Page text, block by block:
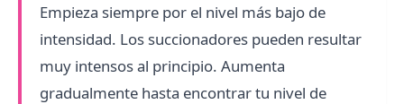
Empieza siempre por el nivel más bajo de
intensidad. Los succionadores pueden resultar
muy intensos al principio. Aumenta
gradualmente hasta encontrar tu nivel de